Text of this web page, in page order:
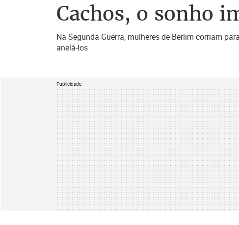
Cachos, o sonho
Na Segunda Guerra, mulheres de Berlim corriam
anelá-los
Publicidade